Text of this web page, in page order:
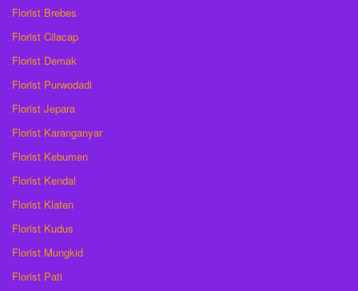
Florist Brebes
Florist Cilacap
Florist Demak
Florist Purwodadi
Florist Jepara
Florist Karanganyar
Florist Kebumen
Florist Kendal
Florist Klaten
Florist Kudus
Florist Mungkid
Florist Pati